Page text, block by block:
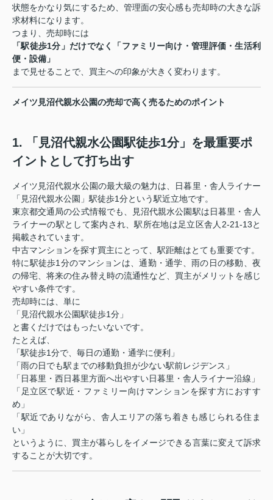
状態をかなり気にするため、管理面の安心感も売却時の大きな訴
求材料になります。
つまり、売却時には
「駅徒歩1分」だけでなく「ファミリー向け・管理評価・生活利
便・設備」
まで見せることで、買主への印象が大きく変わります。
メイツ見沼代親水公園の売却で高く売るためのポイント
1. 「見沼代親水公園駅徒歩1分」を最重要ポ
イントとして打ち出す
メイツ見沼代親水公園の最大級の魅力は、日暮里・舎人ライナー
「見沼代親水公園」駅徒歩1分という駅近立地です。
東京都交通局の公式情報でも、見沼代親水公園駅は日暮里・舎人
ライナーの駅として案内され、駅所在地は足立区舎人2-21-13と
掲載されています。
中古マンションを探す買主にとって、駅距離はとても重要です。
特に駅徒歩1分のマンションは、通勤・通学、雨の日の移動、夜
の帰宅、将来の住み替え時の流通性など、買主がメリットを感じ
やすい条件です。
売却時には、単に
「見沼代親水公園駅徒歩1分」
と書くだけではもったいないです。
たとえば、
「駅徒歩1分で、毎日の通勤・通学に便利」
「雨の日でも駅までの移動負担が少ない駅前レジデンス」
「日暮里・西日暮里方面へ出やすい日暮里・舎人ライナー沿線」
「足立区で駅近・ファミリー向けマンションを探す方におすす
め」
「駅近でありながら、舎人エリアの落ち着きも感じられる住ま
い」
というように、買主が暮らしをイメージできる言葉に変えて訴求
することが大切です。